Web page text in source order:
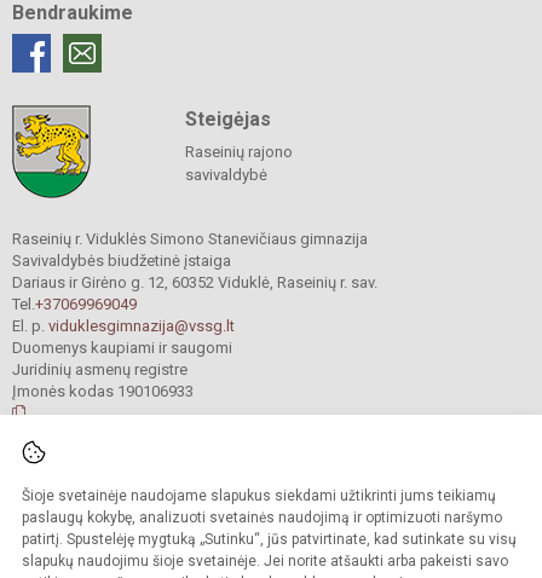
Šioje svetainėje naudojame slapukus siekdami užtikrinti jums teikiamų
paslaugų kokybę, analizuoti svetainės naudojimą ir optimizuoti naršymo
patirtį. Spustelėję mygtuką „Sutinku“, jūs patvirtinate, kad sutinkate su visų
slapukų naudojimu šioje svetainėje. Jei norite atšaukti arba pakeisti savo
Bendraukime
Steigėjas
Raseinių rajono
savivaldybė
Raseinių r. Viduklės Simono Stanevičiaus gimnazija
Savivaldybės biudžetinė įstaiga
Dariaus ir Girėno g. 12, 60352 Viduklė, Raseinių r. sav.
Tel.+37069969049
El. p. viduklesgimnazija@vssg.lt
Duomenys kaupiami ir saugomi
Juridinių asmenų registre
Įmonės kodas 190106933
saugomos.
Kopijuoti turinį be raštiško gimnazijos sutikimo griežtai draudžiama.
Prieinamumo paraiška Slapukų valdymas